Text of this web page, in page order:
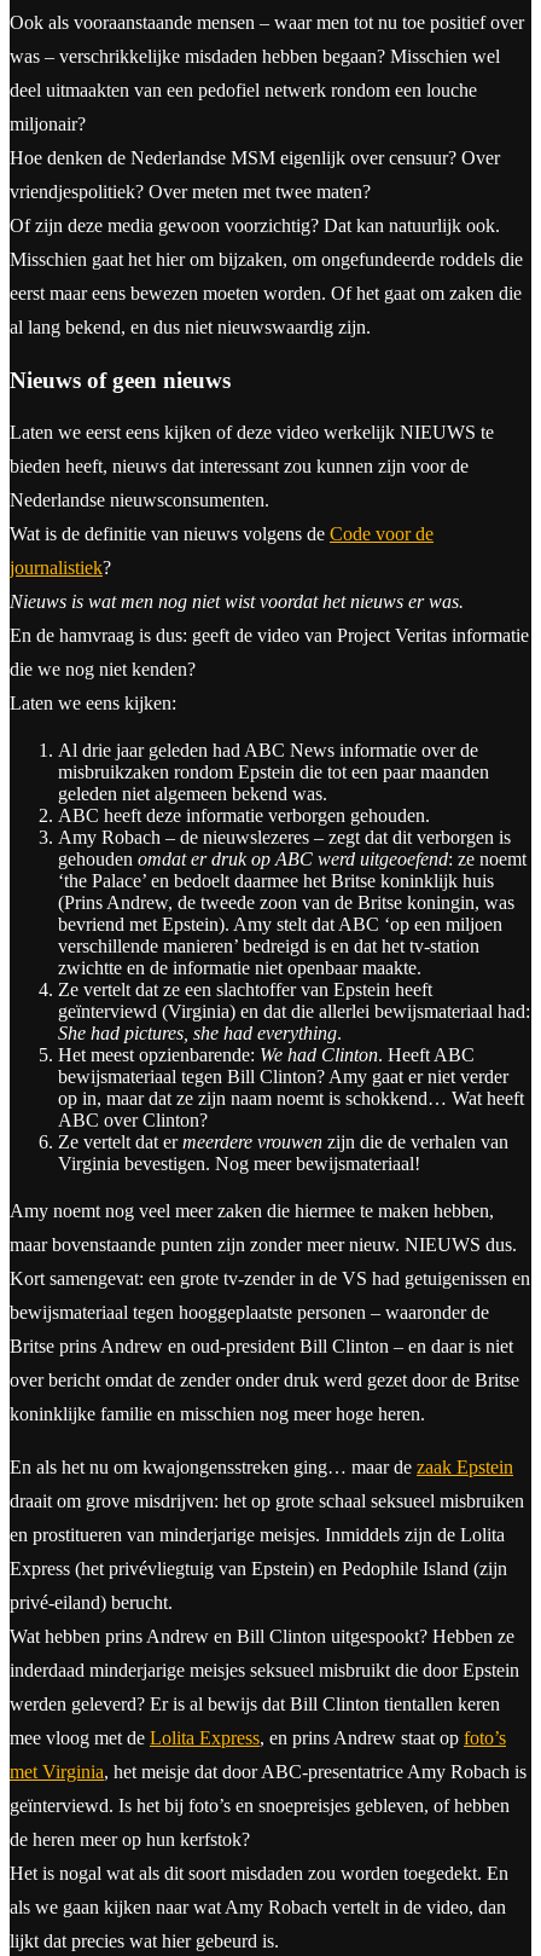
Ook als vooraanstaande mensen – waar men tot nu toe positief over
was – verschrikkelijke misdaden hebben begaan? Misschien wel
deel uitmaakten van een pedofiel netwerk rondom een louche
miljonair?
Hoe denken de Nederlandse MSM eigenlijk over censuur? Over
vriendjespolitiek? Over meten met twee maten?
Of zijn deze media gewoon voorzichtig? Dat kan natuurlijk ook.
Misschien gaat het hier om bijzaken, om ongefundeerde roddels die
eerst maar eens bewezen moeten worden. Of het gaat om zaken die
al lang bekend, en dus niet nieuwswaardig zijn.
Nieuws of geen nieuws
Laten we eerst eens kijken of deze video werkelijk NIEUWS te
bieden heeft, nieuws dat interessant zou kunnen zijn voor de
Nederlandse nieuwsconsumenten.
Wat is de definitie van nieuws volgens de Code voor de
journalistiek?
Nieuws is wat men nog niet wist voordat het nieuws er was.
En de hamvraag is dus: geeft de video van Project Veritas informatie
die we nog niet kenden?
Laten we eens kijken:
Al drie jaar geleden had ABC News informatie over de
misbruikzaken rondom Epstein die tot een paar maanden
geleden niet algemeen bekend was.
ABC heeft deze informatie verborgen gehouden.
Amy Robach – de nieuwslezeres – zegt dat dit verborgen is
gehouden omdat er druk op ABC werd uitgeoefend: ze noemt
‘the Palace’ en bedoelt daarmee het Britse koninklijk huis
(Prins Andrew, de tweede zoon van de Britse koningin, was
bevriend met Epstein). Amy stelt dat ABC ‘op een miljoen
verschillende manieren’ bedreigd is en dat het tv-station
zwichtte en de informatie niet openbaar maakte.
Ze vertelt dat ze een slachtoffer van Epstein heeft
geïnterviewd (Virginia) en dat die allerlei bewijsmateriaal had:
She had pictures, she had everything.
Het meest opzienbarende: We had Clinton. Heeft ABC
bewijsmateriaal tegen Bill Clinton? Amy gaat er niet verder
op in, maar dat ze zijn naam noemt is schokkend… Wat heeft
ABC over Clinton?
Ze vertelt dat ermeerdere vrouwen zijn die de verhalen van
Virginia bevestigen. Nog meer bewijsmateriaal!
Amy noemt nog veel meer zaken die hiermee te maken hebben,
maar bovenstaande punten zijn zonder meer nieuw. NIEUWS dus.
Kort samengevat: een grote tv-zender in de VS had getuigenissen en
bewijsmateriaal tegen hooggeplaatste personen – waaronder de
Britse prins Andrew en oud-president Bill Clinton – en daar is niet
over bericht omdat de zender onder druk werd gezet door de Britse
koninklijke familie en misschien nog meer hoge heren.
En als het nu om kwajongensstreken ging… maar de zaak Epstein
draait om grove misdrijven: het op grote schaal seksueel misbruiken
en prostitueren van minderjarige meisjes. Inmiddels zijn de Lolita
Express (het privévliegtuig van Epstein) en Pedophile Island (zijn
privé-eiland) berucht.
Wat hebben prins Andrew en Bill Clinton uitgespookt? Hebben ze
inderdaad minderjarige meisjes seksueel misbruikt die door Epstein
werden geleverd? Er is al bewijs dat Bill Clinton tientallen keren
mee vloog met de Lolita Express, en prins Andrew staat op foto’s
met Virginia, het meisje dat door ABC-presentatrice Amy Robach is
geïnterviewd. Is het bij foto’s en snoepreisjes gebleven, of hebben
de heren meer op hun kerfstok?
Het is nogal wat als dit soort misdaden zou worden toegedekt. En
als we gaan kijken naar wat Amy Robach vertelt in de video, dan
lijkt dat precies wat hier gebeurd is.